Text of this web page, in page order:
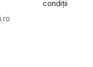
condiții